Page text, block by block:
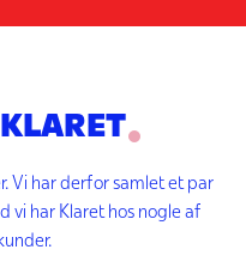
Vi har derfor samlet et par
vi har Klaret hos nogle af